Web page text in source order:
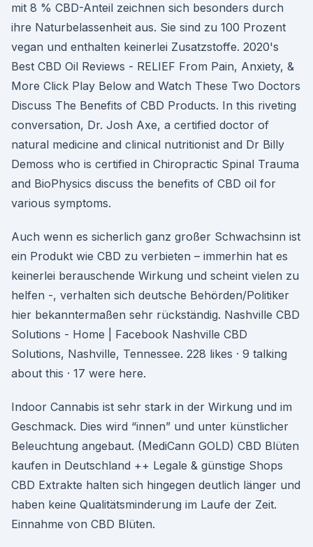
mit 8 % CBD-Anteil zeichnen sich besonders durch
ihre Naturbelassenheit aus. Sie sind zu 100 Prozent
vegan und enthalten keinerlei Zusatzstoffe. 2020's
Best CBD Oil Reviews - RELIEF From Pain, Anxiety, &
More Click Play Below and Watch These Two Doctors
Discuss The Benefits of CBD Products. In this riveting
conversation, Dr. Josh Axe, a certified doctor of
natural medicine and clinical nutritionist and Dr Billy
Demoss who is certified in Chiropractic Spinal Trauma
and BioPhysics discuss the benefits of CBD oil for
various symptoms.
Auch wenn es sicherlich ganz großer Schwachsinn ist
ein Produkt wie CBD zu verbieten – immerhin hat es
keinerlei berauschende Wirkung und scheint vielen zu
helfen -, verhalten sich deutsche Behörden/Politiker
hier bekanntermaßen sehr rückständig. Nashville CBD
Solutions - Home | Facebook Nashville CBD
Solutions, Nashville, Tennessee. 228 likes · 9 talking
about this · 17 were here.
Indoor Cannabis ist sehr stark in der Wirkung und im
Geschmack. Dies wird “innen” und unter künstlicher
Beleuchtung angebaut. (MediCann GOLD) CBD Blüten
kaufen in Deutschland ++ Legale & günstige Shops
CBD Extrakte halten sich hingegen deutlich länger und
haben keine Qualitätsminderung im Laufe der Zeit.
Einnahme von CBD Blüten.